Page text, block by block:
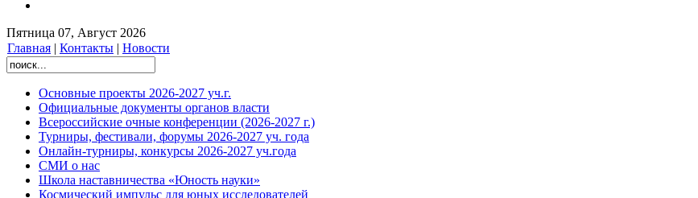
Пятница 07, Август 2026
Главная | Контакты | Новости
Основные проекты 2026-2027 уч.г.
Официальные документы органов власти
Всероссийские очные конференции (2026-2027 г.)
Турниры, фестивали, форумы 2026-2027 уч. года
Онлайн-турниры, конкурсы 2026-2027 уч.года
СМИ о нас
Школа наставничества «Юность науки»
Космический импульс для юных исследователей